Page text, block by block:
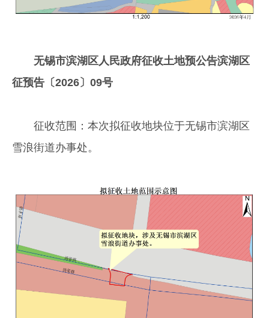
无锡市滨湖区人民政府征收土地预公告滨湖区
征预告〔2026〕09号
征收范围：本次拟征收地块位于无锡市滨湖区
雪浪街道办事处。